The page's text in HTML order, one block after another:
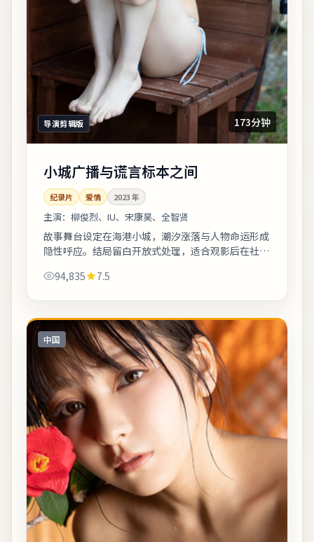
导演剪辑版 173分钟
小城广播与谎言标本之间
纪录片 爱情 2023年
主演： 柳俊烈、IU、宋康昊、全智贤
故事舞台设定在海港小城，潮汐涨落与人物命运形成
隐性呼应。结局留白开放式处理，适合观影后在社交
更多前后呼应。《小城广播与谎言标本之间...
94,835 7.5
中国